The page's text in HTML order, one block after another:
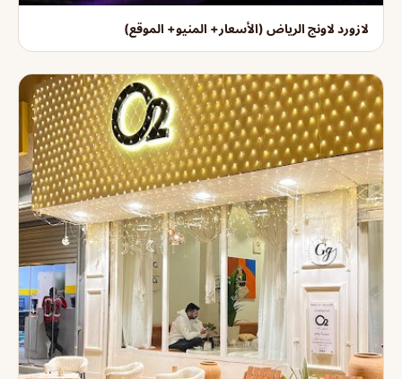
لازورد لاونج الرياض (الأسعار+ المنيو+ الموقع)